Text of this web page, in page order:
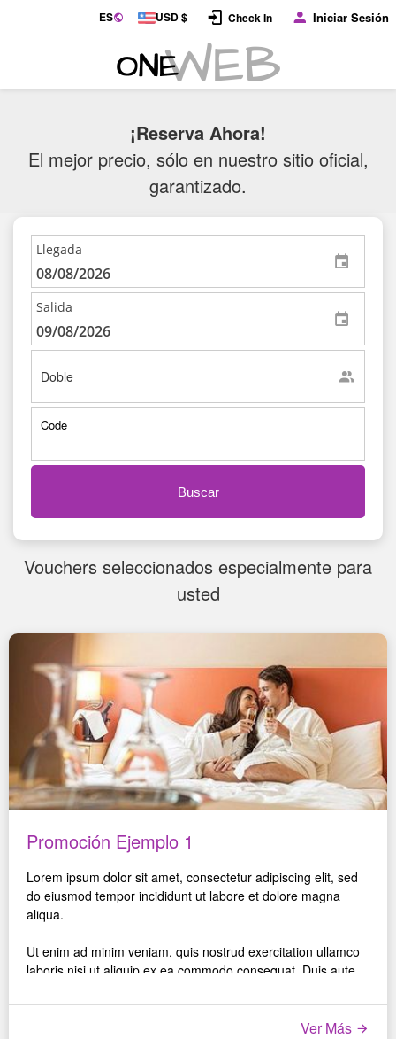
ES USD $ Check In Iniciar Sesión
¡Reserva Ahora!
El mejor precio, sólo en nuestro sitio oficial,
garantizado.
Llegada
Salida
Doble
Code
Buscar
Vouchers seleccionados especialmente para
usted
Promoción Ejemplo 1
Lorem ipsum dolor sit amet, consectetur adipiscing elit, sed
do eiusmod tempor incididunt ut labore et dolore magna
aliqua.
Ut enim ad minim veniam, quis nostrud exercitation ullamco
laboris nisi ut aliquip ex ea commodo consequat. Duis aute
dolore eu fugiat nulla pariatur.
Ver Más